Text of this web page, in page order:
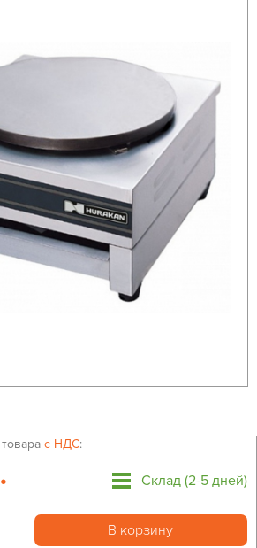
с НДС:
Склад (2-5 дней)
В корзину